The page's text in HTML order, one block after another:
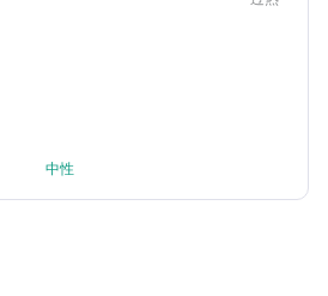
中性